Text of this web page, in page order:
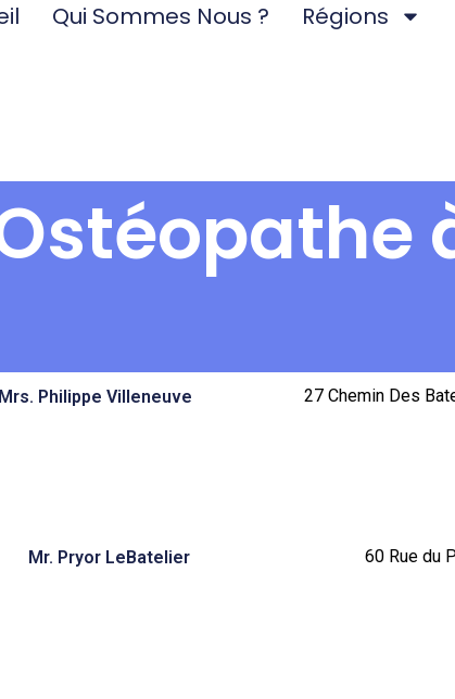
Qui Sommes Nous ? Régions
Mrs. Philippe Villeneuve 27 Chemin Des
Mr. Pryor LeBatelier 60 Rue du